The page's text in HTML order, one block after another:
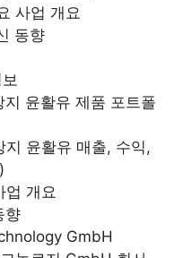
사업 개요
동향
윤활유 제품 포트폴
윤활유 매출, 수익,
업 개요
향
GmbH